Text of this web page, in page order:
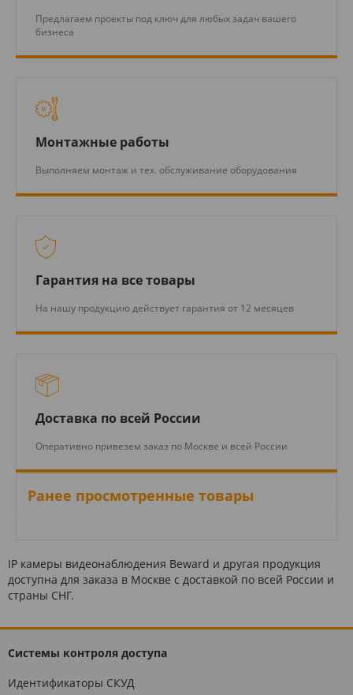
Предлагаем проекты под ключ для любых задач вашего
бизнеса
Монтажные работы
Выполняем монтаж и тех. обслуживание оборудования
Гарантия на все товары
На нашу продукцию действует гарантия от 12 месяцев
Доставка по всей России
Оперативно привезем заказ по Москве и всей России
Ранее просмотренные товары
IP камеры видеонаблюдения Beward и другая продукция
доступна для заказа в Москве с доставкой по всей России и
страны СНГ.
Системы контроля доступа
Идентификаторы СКУД